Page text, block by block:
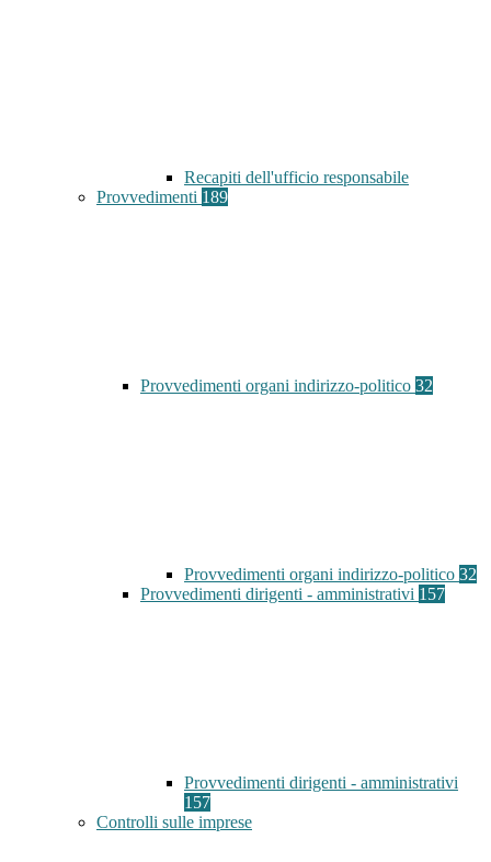
Recapiti dell'ufficio responsabile
Provvedimenti 189
Provvedimenti organi indirizzo-politico 32
Provvedimenti organi indirizzo-politico 32
Provvedimenti dirigenti - amministrativi 157
Provvedimenti dirigenti - amministrativi
157
Controlli sulle imprese